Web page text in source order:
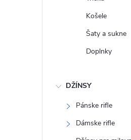
Košele
Šaty a sukne
Doplnky
DŽÍNSY
Pánske rifle
Dámske rifle